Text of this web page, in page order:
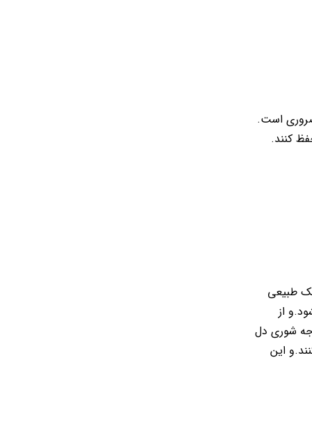
است.
کنند.
طبیعی
از
شوری دل
این